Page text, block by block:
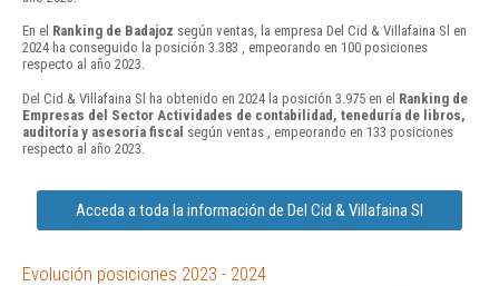
En el Ranking de Badajoz según ventas, la empresa Del Cid & Villafaina Sl en
2024 ha conseguido la posición 3.383 , empeorando en 100 posiciones
respecto al año 2023.
Del Cid & Villafaina Sl ha obtenido en 2024 la posición 3.975 en el Ranking de
Empresas del Sector Actividades de contabilidad, teneduría de libros,
auditoría y asesoría fiscal según ventas , empeorando en 133 posiciones
respecto al año 2023.
Acceda a toda la información de Del Cid & Villafaina Sl
Evolución posiciones 2023 - 2024